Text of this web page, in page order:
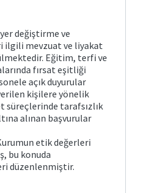
değiştirme ve
ilgili mevzuat ve liyakat
Eğitim, terfi ve
fırsat eşitliği
açık duyurular
kişilere yönelik
süreçlerinde tarafsızlık
alınan başvurular
etik değerleri
bu konuda
düzenlenmiştir.